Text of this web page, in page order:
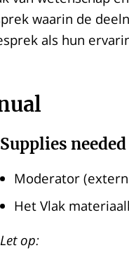
waarin de
als hun
Supplies needed
Moderator
Het Vlak
Let op: